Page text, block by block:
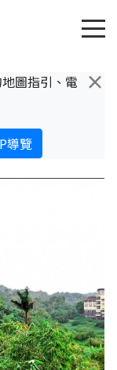
×
圖指引、電
導覽